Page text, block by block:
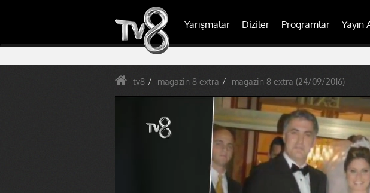
Yarışmalar Diziler Programlar Yayın
tv8 magazin 8 extra magazin 8 extra (24/09/2016)